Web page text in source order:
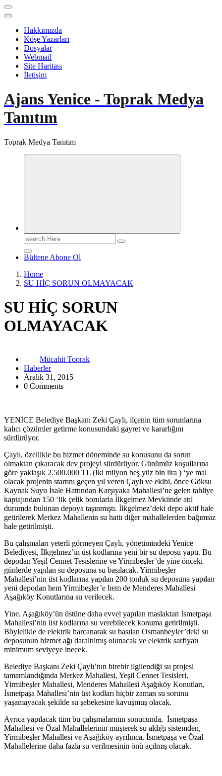
Hakkımızda
Köşe Yazarları
Dosyalar
Webmail
Site Haritası
İletişim
Ajans Yenice - Toprak Medya
Tanıtım
Toprak Medya Tanıtım
Search
for:
Bültene Abone Ol
Home
SU HİÇ SORUN OLMAYACAK
SU HİÇ SORUN
OLMAYACAK
Mücahit Toprak
Haberler
Aralık 31, 2015
0 Comments
YENİCE Belediye Başkanı Zeki Çaylı, ilçenin tüm sorunlarına
kalıcı çözümler getirme konusundaki gayret ve kararlığını
sürdürüyor.
Çaylı, özellikle bu hizmet döneminde su konusunu da sorun
olmaktan çıkaracak dev projeyi sürdürüyor. Günümüz koşullarına
göre yaklaşık 2.500.000 TL (İki milyon beş yüz bin lira ) ‘ye mal
olacak projenin startını geçen yıl veren Çaylı ve ekibi, önce Göksu
Kaynak Suyu İsale Hattından Karşıyaka Mahallesi’ne gelen tahliye
kaptajından 150 ‘lik çelik borularla İlkgelmez Mevkiinde atıl
durumda bulunan depoya taşınmıştı. İlkgelmez’deki depo aktif hale
getirilerek Merkez Mahallenin su hattı diğer mahallelerden bağımsız
hale getirilmişti.
Bu çalışmaları yeterli görmeyen Çaylı, yönetimindeki Yenice
Belediyesi, İlkgelmez’in üst kodlarına yeni bir su deposu yaptı. Bu
depodan Yeşil Cennet Tesislerine ve Yirmibeşler’de yine önceki
günlerde yapılan su deposuna su basılacak. Yirmibeşler
Mahallesi’nin üst kodlarına yapılan 200 tonluk su deposuna yapılan
yeni depodan hem Yirmibeşler’e hem de Menderes Mahallesi
Aşağıköy Konutlarına su verilecek.
Yine, Aşağıköy’ün üstüne daha evvel yapılan maslaktan İsmetpaşa
Mahallesi’nin üst kodlarına su verebilecek konuma getirilmişti.
Böylelikle de elektrik harcanarak su basılan Osmanbeyler’deki su
deposunun hizmet ağı daraltılmış olunacak ve elektrik sarfiyatı
minimum seviyeye inecek.
Belediye Başkanı Zeki Çaylı’nın birebir ilgilendiği su projesi
tamamlandığında Merkez Mahallesi, Yeşil Cennet Tesisleri,
Yirmibeşler Mahallesi, Menderes Mahallesi Aşağıköy Konutları,
İsmetpaşa Mahallesi’nin üst kodları hiçbir zaman su sorunu
yaşamayacak şekilde su şebekesine kavuşmuş olacak.
Ayrıca yapılacak tüm bu çalışmalarının sonucunda, İsmetpaşa
Mahallesi ve Özal Mahallelerinin müşterek su aldığı sistemden,
Yirmibeşler Mahallesi ve Aşağıköy ayrılınca, İsmetpaşa ve Özal
Mahallelerine daha fazla su verilmesinin önü açılmış olacak.